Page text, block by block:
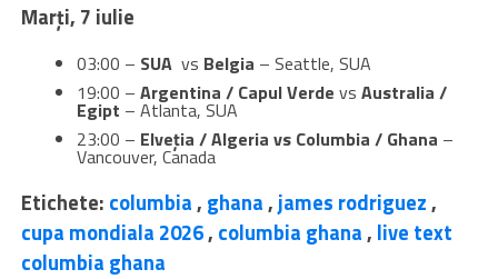
Marți, 7 iulie
03:00 – SUAvs Belgia – Seattle, SUA
19:00 – Argentina / Capul Verde vs Australia /
Egipt – Atlanta, SUA
23:00 – Elveția / Algeria vs Columbia / Ghana –
Vancouver, Canada
Etichete: columbia, ghana,james rodriguez,
cupa mondiala 2026, columbia ghana, live text
columbia ghana